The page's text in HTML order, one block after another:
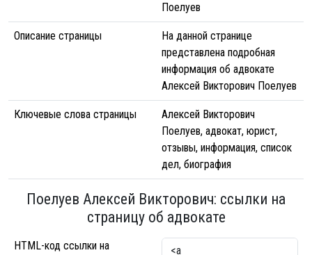
Поелуев
Описание страницы
На данной странице
представлена подробная
информация об адвокате
Алексей Викторович Поелуев
Ключевые слова страницы
Алексей Викторович
Поелуев, адвокат, юрист,
отзывы, информация, список
дел, биография
Поелуев Алексей Викторович: ссылки на
страницу об адвокате
HTML-код ссылки на